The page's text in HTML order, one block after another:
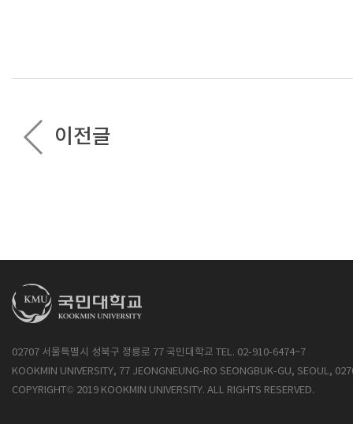
이전글
02707 서울특별시 성북구 정릉로 77 국민대학교 TEL. 02-910-6474~7
KOOKMIN UNIVERSITY, 77 JEONGNEUNG-RO SEONGBUK-GU, SEOUL,
COPYRIGHT© 2019 KOOKMIN UNIVERSITY. ALL RIGHTS RESERVED.